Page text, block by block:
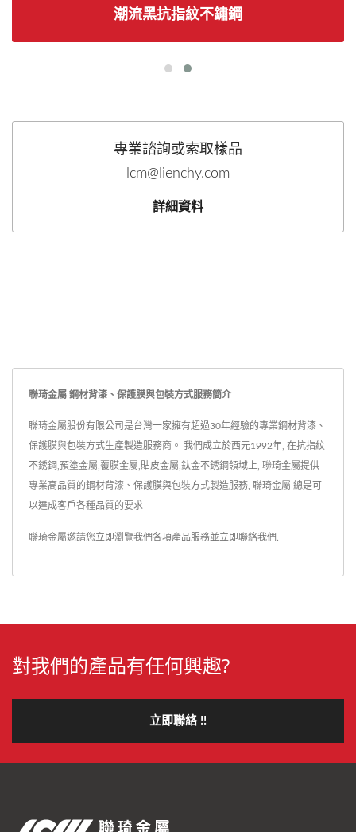
潮流黑抗指紋不鏽鋼
專業諮詢或索取樣品
lcm@lienchy.com
詳細資料
聯琦金屬 鋼材背漆、保護膜與包裝方式服務簡介
聯琦金屬股份有限公司是台灣一家擁有超過30年經驗的專業鋼材背漆、
保護膜與包裝方式生產製造服務商。 我們成立於西元1992年, 在抗指紋
不銹鋼,預塗金屬,覆膜金屬,貼皮金屬,鈦金不銹鋼領域上, 聯琦金屬提供
專業高品質的鋼材背漆、保護膜與包裝方式製造服務, 聯琦金屬 總是可
以達成客戶各種品質的要求
聯琦金屬邀請您立即瀏覽我們各項產品服務並立即聯絡我們.
對我們的產品有任何興趣?
立即聯絡 !!